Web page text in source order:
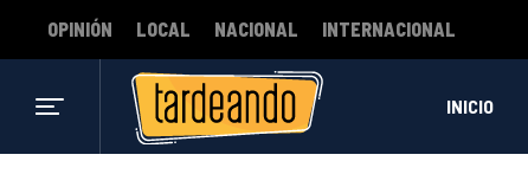
OPINIÓN LOCAL NACIONAL INTERNACIONAL
INICIO